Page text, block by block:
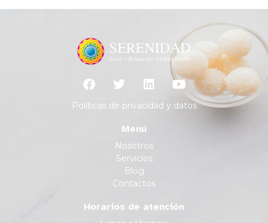
Políticas de privacidad y datos
Menú
Nosotros
Servicios
Blog
Contactos
Horarios de atención